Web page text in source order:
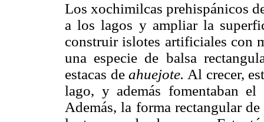
Los xochimilcas prehispánicos
a los lagos y ampliar la
construir islotes artificiales con
una especie de balsa
estacas deahuejote. Al crecer,
lago, y además fomentaban
Además, la forma rectangular